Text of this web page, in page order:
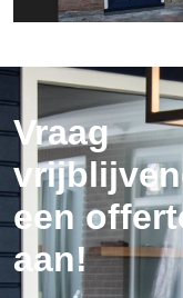
Vraag
een
aan!